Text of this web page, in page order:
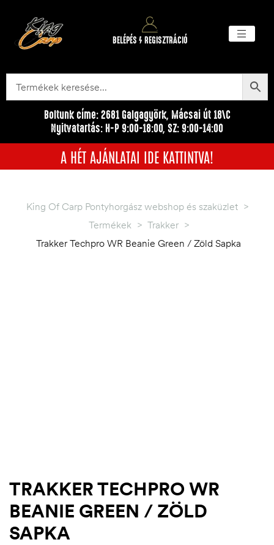
BELÉPÉS / REGISZTRÁCIÓ
Boltunk címe: 2681 Galgagyörk, Mácsai út 18\C
Nyitvatartás: H-P 9:00-18:00, SZ: 9:00-14:00
A HÉT AJÁNLATAI IDE KATTINTVA!
King Of Carp Pontyhorgász webshop és szaküzlet >
Termékek > Trakker >
Trakker Techpro WR Beanie Green / Zöld Sapka
TRAKKER TECHPRO WR
BEANIE GREEN / ZÖLD
SAPKA